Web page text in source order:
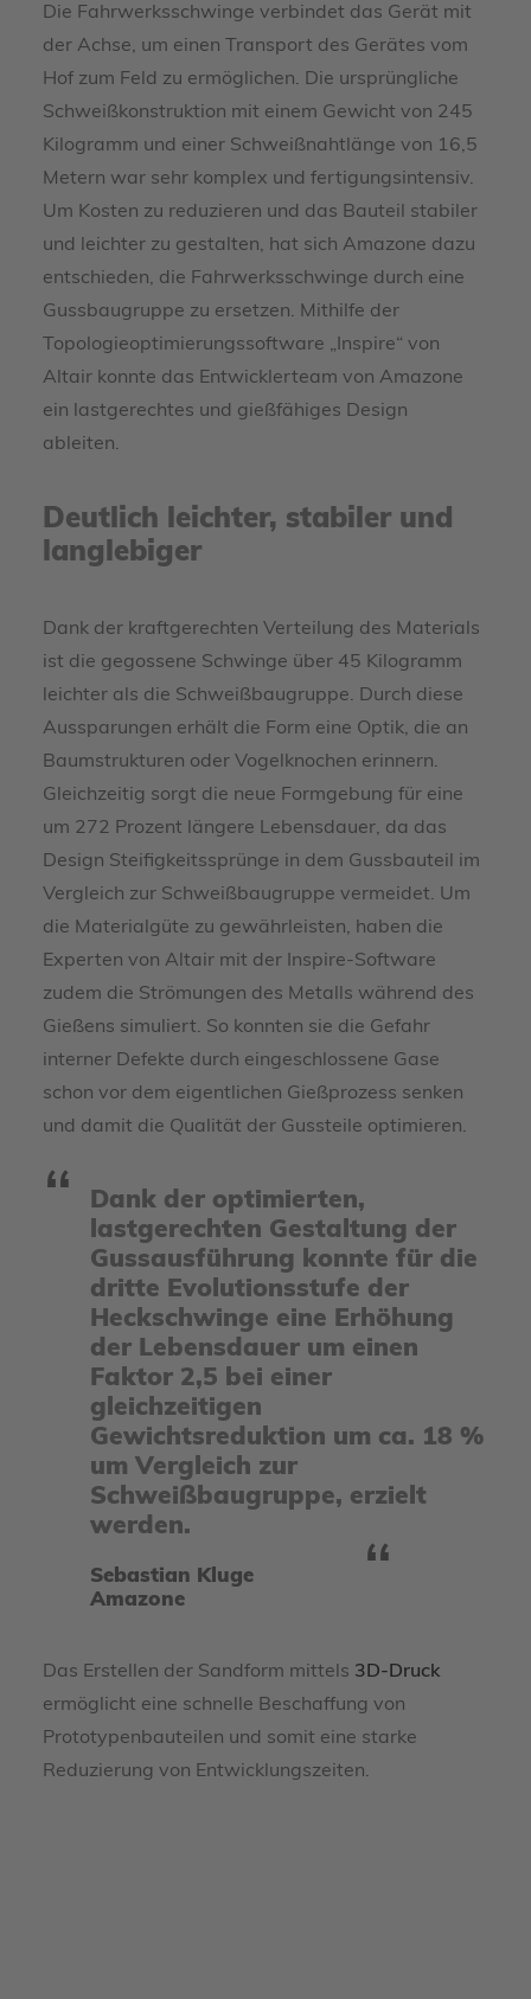
Die Fahrwerksschwinge verbindet das Gerät mit
der Achse, um einen Transport des Gerätes vom
Hof zum Feld zu ermöglichen. Die ursprüngliche
Schweißkonstruktion mit einem Gewicht von 245
Kilogramm und einer Schweißnahtlänge von 16,5
Metern war sehr komplex und fertigungsintensiv.
Um Kosten zu reduzieren und das Bauteil stabiler
und leichter zu gestalten, hat sich Amazone dazu
entschieden, die Fahrwerksschwinge durch eine
Gussbaugruppe zu ersetzen. Mithilfe der
Topologieoptimierungssoftware „Inspire“ von
Altair konnte das Entwicklerteam von Amazone
ein lastgerechtes und gießfähiges Design
ableiten.
Deutlich leichter, stabiler und
langlebiger
Dank der kraftgerechten Verteilung des Materials
ist die gegossene Schwinge über 45 Kilogramm
leichter als die Schweißbaugruppe. Durch diese
Aussparungen erhält die Form eine Optik, die an
Baumstrukturen oder Vogelknochen erinnern.
Gleichzeitig sorgt die neue Formgebung für eine
um 272 Prozent längere Lebensdauer, da das
Design Steifigkeitssprünge in dem Gussbauteil im
Vergleich zur Schweißbaugruppe vermeidet. Um
die Materialgüte zu gewährleisten, haben die
Experten von Altair mit der Inspire-Software
zudem die Strömungen des Metalls während des
Gießens simuliert. So konnten sie die Gefahr
interner Defekte durch eingeschlossene Gase
schon vor dem eigentlichen Gießprozess senken
und damit die Qualität der Gussteile optimieren.
Dank der optimierten,
lastgerechten Gestaltung der
Gussausführung konnte für die
dritte Evolutionsstufe der
Heckschwinge eine Erhöhung
der Lebensdauer um einen
Faktor 2,5 bei einer
gleichzeitigen
Gewichtsreduktion um ca. 18 %
um Vergleich zur
Schweißbaugruppe, erzielt
werden.
Sebastian Kluge
Amazone
Das Erstellen der Sandform mittels 3D-Druck
ermöglicht eine schnelle Beschaffung von
Prototypenbauteilen und somit eine starke
Reduzierung von Entwicklungszeiten.